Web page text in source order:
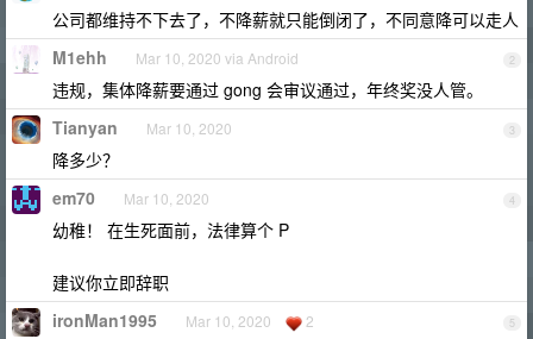
公司都维持不下去了，不降薪就只能倒闭了，不同意降可以走人
2
M1ehh Mar 10, 2020 via Android
违规，集体降薪要通过 gong 会审议通过，年终奖没人管。
3
Tianyan Mar 10, 2020
降多少？
4
em70 Mar 10, 2020
幼稚！ 在生死面前，法律算个 P
建议你立即辞职
5
ironMan1995 Mar 10, 2020 2